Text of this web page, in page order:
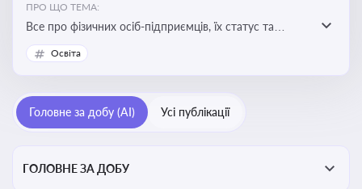
ПРО ЩО ТЕМА:
Все про фізичних осіб-підприємців, їх статус та
діяльність. Зміни в законодавстві, що стосуються
роботи ФОПів
Освіта
Головне за добу (AI) Усі публікації
ГОЛОВНЕ ЗА ДОБУ